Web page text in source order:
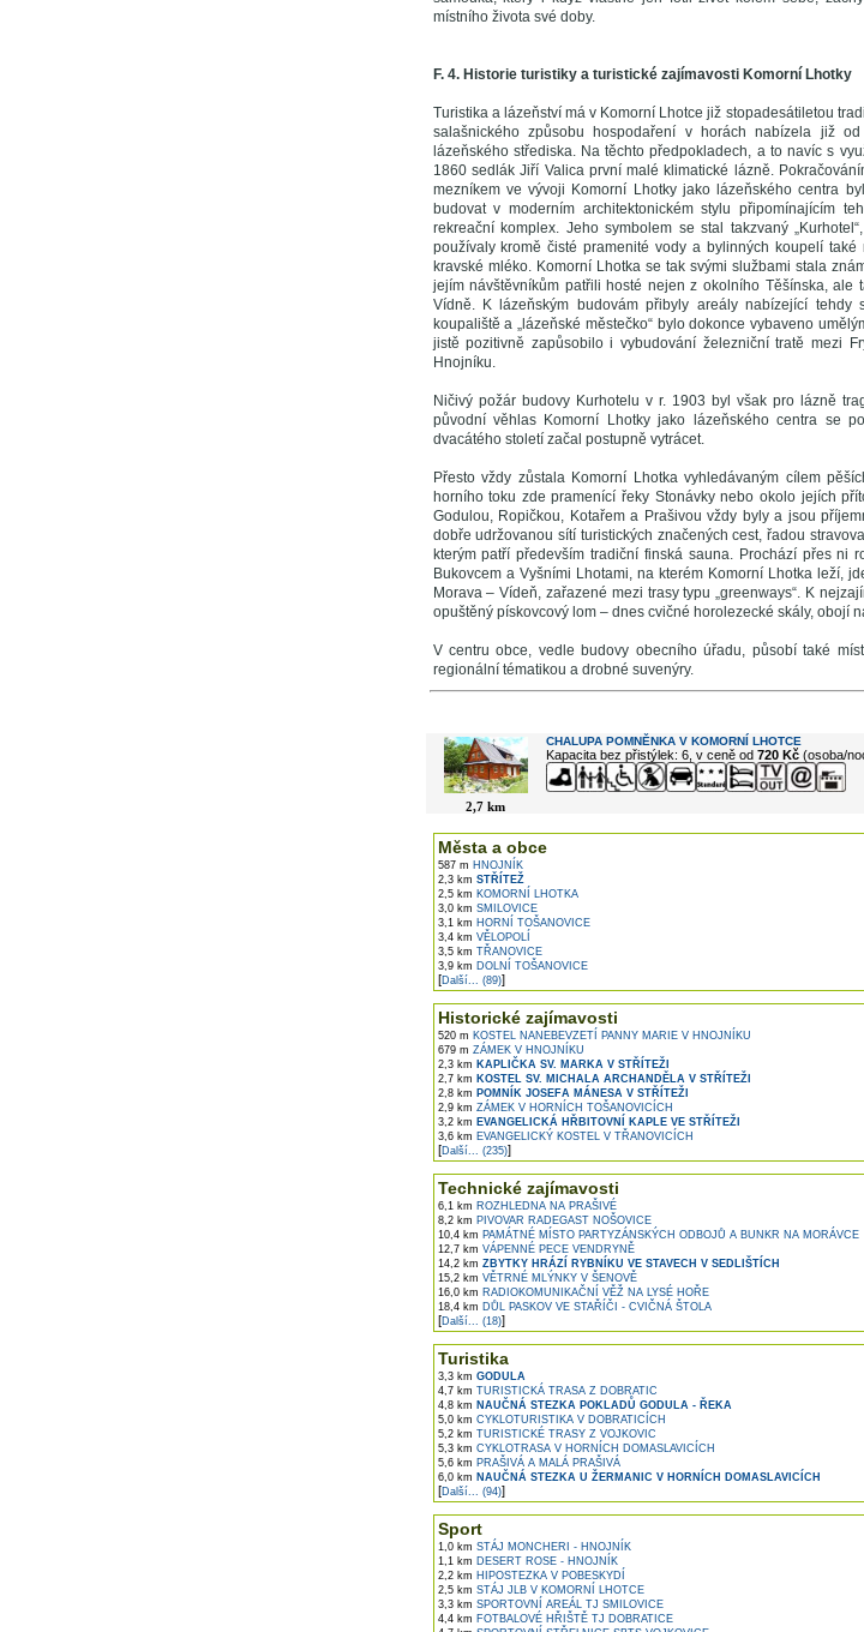
místního života své doby.
F. 4. Historie turistiky a turistické zajímavosti Komorní Lhotky
Turistika a lázeňství má v Komorní Lhotce již stopadesátiletou
salašnického způsobu hospodaření v horách nabízela již
lázeňského střediska. Na těchto předpokladech, a to navíc s
1860 sedlák Jiří Valica první malé klimatické lázně.
mezníkem ve vývoji Komorní Lhotky jako lázeňského centra
budovat v moderním architektonickém stylu připomínajícím
rekreační komplex. Jeho symbolem se stal takzvaný
používaly kromě čisté pramenité vody a bylinných koupelí
kravské mléko. Komorní Lhotka se tak svými službami stala
jejím návštěvníkům patřili hosté nejen z okolního Těšínska, ale
Vídně. K lázeňským budovám přibyly areály nabízející
koupaliště a „lázeňské městečko“ bylo dokonce vybaveno
jistě pozitivně zapůsobilo i vybudování železniční tratě mezi
Hnojníku.
Ničivý požár budovy Kurhotelu v r. 1903 byl však pro lázně
původní věhlas Komorní Lhotky jako lázeňského centra se
dvacátého století začal postupně vytrácet.
Přesto vždy zůstala Komorní Lhotka vyhledávaným cílem
horního toku zde pramenící řeky Stonávky nebo okolo jejích
Godulou, Ropičkou, Kotařem a Prašivou vždy byly a jsou
dobře udržovanou sítí turistických značených cest, řadou
kterým patří především tradiční finská sauna. Prochází přes ni
Bukovcem a Vyšními Lhotami, na kterém Komorní Lhotka leží,
Morava – Vídeň, zařazené mezi trasy typu „greenways“. K
opuštěný pískovcový lom – dnes cvičné horolezecké skály, obojí
V centru obce, vedle budovy obecního úřadu, působí také
regionální tématikou a drobné suvenýry.
2,7 km
CHALUPA POMNĚNKA V KOMORNÍ LHOTCE
Kapacita bez přistýlek: 6, v ceně od 720 Kč(osoba/
Města a obce
587 m HNOJNÍK
2,3 km STŘÍTEŽ
2,5 km KOMORNÍ LHOTKA
3,0 km SMILOVICE
3,1 km HORNÍ TOŠANOVICE
3,4 km VĚLOPOLÍ
3,5 km TŘANOVICE
3,9 km DOLNÍ TOŠANOVICE
[Další... (89)]
Historické zajímavosti
520 m KOSTEL NANEBEVZETÍ PANNY MARIE V HNOJNÍKU
679 m ZÁMEK V HNOJNÍKU
2,3 km KAPLIČKA SV. MARKA V STŘÍTEŽI
2,7 km KOSTEL SV. MICHALA ARCHANDĚLA V STŘÍTEŽI
2,8 km POMNÍK JOSEFA MÁNESA V STŘÍTEŽI
2,9 km ZÁMEK V HORNÍCH TOŠANOVICÍCH
3,2 km EVANGELICKÁ HŘBITOVNÍ KAPLE VE STŘÍTEŽI
3,6 km EVANGELICKÝ KOSTEL V TŘANOVICÍCH
[Další... (235)]
Technické zajímavosti
6,1 km ROZHLEDNA NA PRAŠIVÉ
8,2 km PIVOVAR RADEGAST NOŠOVICE
10,4 km PAMÁTNÉ MÍSTO PARTYZÁNSKÝCH ODBOJŮ A BUNKR NA MORÁVCE
12,7 km VÁPENNÉ PECE VENDRYNĚ
14,2 km ZBYTKY HRÁZÍ RYBNÍKU VE STAVECH V SEDLIŠTÍCH
15,2 km VĚTRNÉ MLÝNKY V ŠENOVĚ
16,0 km RADIOKOMUNIKAČNÍ VĚŽ NA LYSÉ HOŘE
18,4 km DŮL PASKOV VE STAŘÍČI - CVIČNÁ ŠTOLA
[Další... (18)]
Turistika
3,3 km GODULA
4,7 km TURISTICKÁ TRASA Z DOBRATIC
4,8 km NAUČNÁ STEZKA POKLADŮ GODULA - ŘEKA
5,0 km CYKLOTURISTIKA V DOBRATICÍCH
5,2 km TURISTICKÉ TRASY Z VOJKOVIC
5,3 km CYKLOTRASA V HORNÍCH DOMASLAVICÍCH
5,6 km PRAŠIVÁ A MALÁ PRAŠIVÁ
6,0 km NAUČNÁ STEZKA U ŽERMANIC V HORNÍCH DOMASLAVICÍCH
[Další... (94)]
Sport
1,0 km STÁJ MONCHERI - HNOJNÍK
1,1 km DESERT ROSE - HNOJNÍK
2,2 km HIPOSTEZKA V POBESKYDÍ
2,5 km STÁJ JLB V KOMORNÍ LHOTCE
3,3 km SPORTOVNÍ AREÁL TJ SMILOVICE
4,4 km FOTBALOVÉ HŘIŠTĚ TJ DOBRATICE